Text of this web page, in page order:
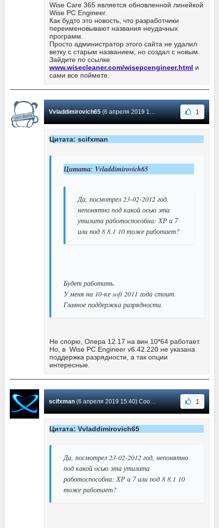
Wise Care 365 является обновленной линейкой
Wise PC Engineer.
Как будто это новость, что разработчики
переименовывают названия неудачных
программ.
Просто администратор этого сайта не удалил
ветку с старым названием, но создал с новым.
Зайдите по ссылке
www.wisecleaner.com/wisepcengineer.html и
сами все поймете.
Vvladdimirovich65(6 апреля 2019 16:44) Сообщение #47 1
Цитата: scifxman
Цитата: Vvladdimirovich65
Да, посмотрел 23-02-2012 год,
непонятно под какой осью эта
утилита работоспособна: ХР и 7
или под 8 8.1 10 тоже работает?
Будет работать.
У меня на 10-ке soft 2011 года стоит.
Главное поддержка разрядности.
Не спорю, Опера 12.17 на вин 10*64 работает.
Но, в Wise PC Engineer v6.42.220 не указана
поддержка разрядности, а так опции
интересные.
scifxman(6 апреля 2019 15:40) Сообщение #46 1
Цитата: Vvladdimirovich65
Да, посмотрел 23-02-2012 год, непонятно
под какой осью эта утилита
работоспособна: ХР и 7 или под 8 8.1 10
тоже работает?